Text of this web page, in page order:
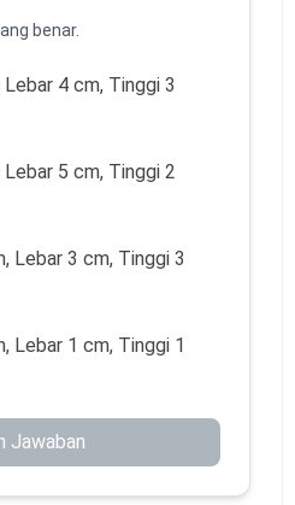
benar.
Lebar 4 cm, Tinggi 3
Lebar 5 cm, Tinggi 2
Lebar 3 cm, Tinggi 3
Lebar 1 cm, Tinggi 1
Jawaban